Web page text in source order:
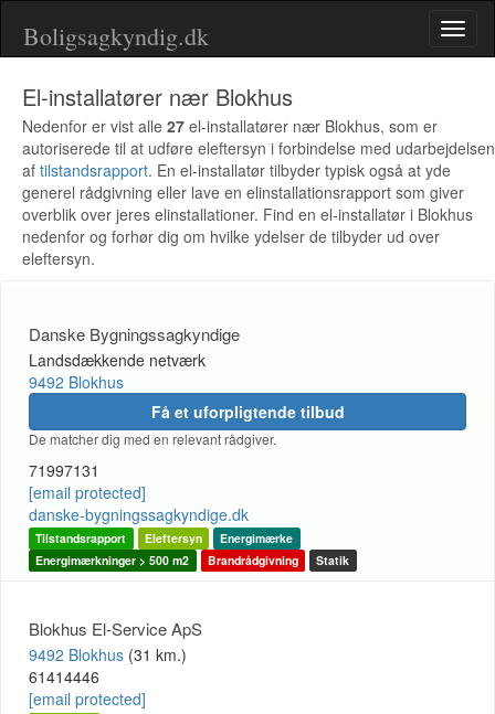
Boligsagkyndig.dk
El-installatører nær Blokhus
Nedenfor er vist alle 27 el-installatører nær Blokhus, som er
autoriserede til at udføre eleftersyn i forbindelse med udarbejdelsen
af tilstandsrapport. En el-installatør tilbyder typisk også at yde
generel rådgivning eller lave en elinstallationsrapport som giver
overblik over jeres elinstallationer. Find en el-installatør i Blokhus
nedenfor og forhør dig om hvilke ydelser de tilbyder ud over
eleftersyn.
Danske Bygningssagkyndige
Landsdækkende netværk
9492 Blokhus
Få et uforpligtende tilbud
De matcher dig med en relevant rådgiver.
71997131
[email protected]
danske-bygningssagkyndige.dk
Tilstandsrapport Eleftersyn
Energimærke
Energimærkninger > 500 m2
Brandrådgivning Statik
Blokhus El-Service ApS
9492 Blokhus (31 km.)
61414446
[email protected]